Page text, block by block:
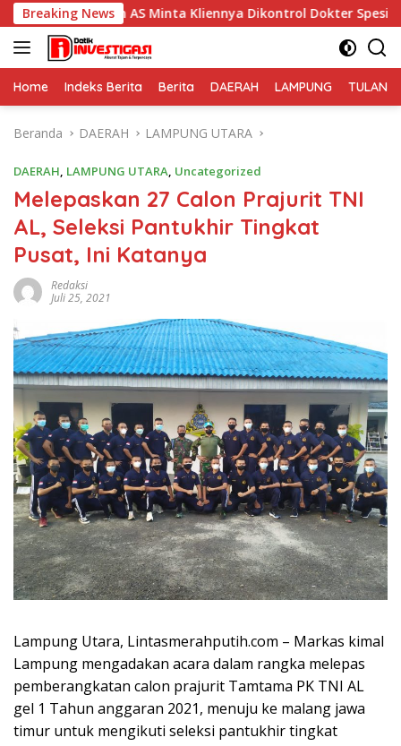
Langsung
ke
konten
Breaking News
AS Minta Kliennya Dikontrol Dokter Spesialis Kejiwaan
Home Indeks Berita Berita DAERAH LAMPUNG TULANG
Beranda DAERAH LAMPUNG UTARA
DAERAH, LAMPUNG UTARA, Uncategorized
Melepaskan 27 Calon Prajurit TNI
AL, Seleksi Pantukhir Tingkat
Pusat, Ini Katanya
Redaksi
Juli 25, 2021
Lampung Utara, Lintasmerahputih.com – Markas kimal
Lampung mengadakan acara dalam rangka melepas
pemberangkatan calon prajurit Tamtama PK TNI AL
gel 1 Tahun anggaran 2021, menuju ke malang jawa
timur untuk mengikuti seleksi pantukhir tingkat